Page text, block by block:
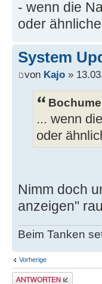
- wenn die
oder
System
von Kajo »
... wenn
oder
Nimm doch
anzeigen"
Beim Tanken
Vorherige
Antwort schreiben